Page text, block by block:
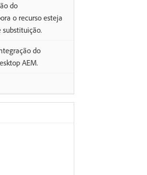
do
o recurso esteja
substituição.
do
AEM.